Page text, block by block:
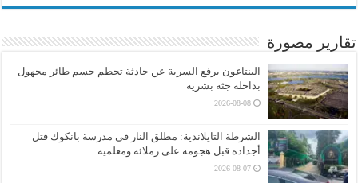
تقارير مصورة
البنتاغون يرفع السرية عن حادثة تحطم جسم طائر مجهول
بداخله جثة بشرية
2026-08-08
الشرطة التايلاندية: مطلق النار في مدرسة بانكوك قتل
أجداده قبل هجومه على زملائه ومعلميه
2026-08-07